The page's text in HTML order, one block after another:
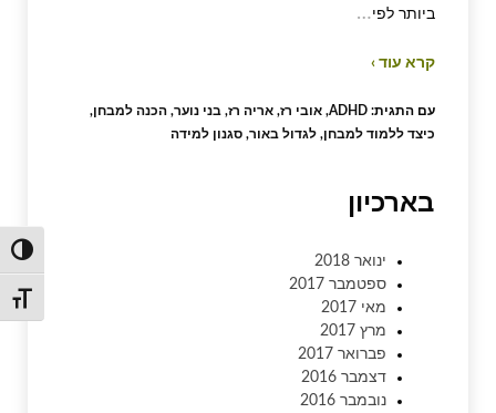
מתג
ביותר לפי…
קרא עוד ›
עם התגית: ADHD
, אובי רז, אריה רז, בני נוער, הכנה למבחן,
כיצד ללמוד למבחן, לגדול באור, סגנון למידה
בארכיון
ינואר 2018
ספטמבר 2017
מאי 2017
מרץ 2017
פברואר 2017
דצמבר 2016
נובמבר 2016